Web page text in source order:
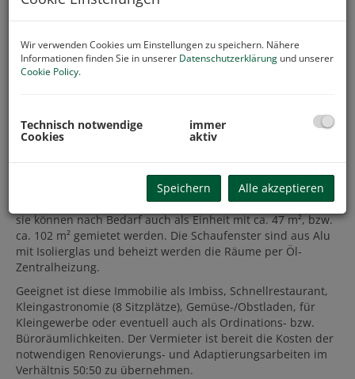
Die Räumlichkeiten der ehemaligen Fleischerei im
historischen Altstadthaus sind als Gesamtes zu mieten, oder
sie können nach Bedarf auch als Einheit mit ca. 47 m², bzw.
ca. 102 m² gemietet werden. Die Schaufenster sind aus Alu
mit Isolierglas und beheizt werden die Räume per Öl-
Zentralheizung.
Geeignet ist diese Immobilie als Imbiss, Schnellrestaurant,
Kleingastronomie (8 Sitzplätze), Gemüse-/Obstladen, für
Kleingewerbe oder eventuell auch als Ordinations- bzw.
Büroräumlichkeiten. Der Vermieter ist bereit die Kosten der
notwendigen Renovierungs- und Adaptierungsarbeiten im
Verhältnis 50:50 zu übernehmen.
Wir verwenden Cookies um Einstellungen zu speichern. Nähere
Informationen finden Sie in unserer Datenschutzerklärung und unserer
Cookie Policy.
Technisch notwendige
Cookies
immer
aktiv
Speichern Alle akzeptieren